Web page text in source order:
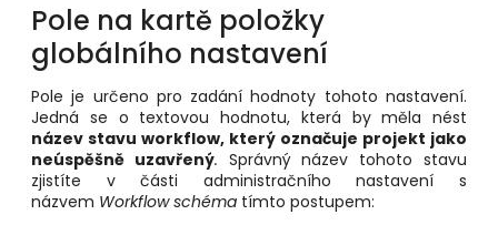
Pole na kartě položky
globálního nastavení
Pole je určeno pro zadání hodnoty tohoto nastavení.
Jedná se o textovou hodnotu, která by měla nést
název stavu workflow, který označuje projekt jako
neúspěšně uzavřený. Správný název tohoto stavu
zjistíte v části administračního nastavení s
názvem Workflow schéma tímto postupem: